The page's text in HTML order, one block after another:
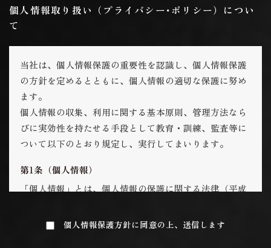
個人情報取り扱い（プライバシー･ポリシー）につい
て
当社は、個人情報保護の重要性を認識し、個人情報保護
の方針を定めるとともに、個人情報の適切な保護に努め
ます。
個人情報の収集、利用に関する基本原則、管理方法なら
びに実効性を持たせる手段として教育・訓練、監査等に
ついて以下のとおり規定し、実行してまいります。
第1条（個人情報）
「個人情報」とは、個人情報の保護に関する法律（平成
す。）にいう「個人情報」を指し、生存する個人に関す
個人情報保護方針に同意の上、送信します